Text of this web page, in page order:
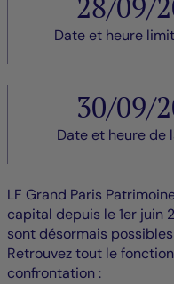
28/09/
Date et heure
30/09/
Date et heure de
LF Grand Paris
capital depuis le 1er juin
sont désormais
Retrouvez tout le
confrontation :